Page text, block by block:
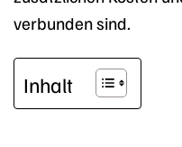
verbunden sind.
Inhalt